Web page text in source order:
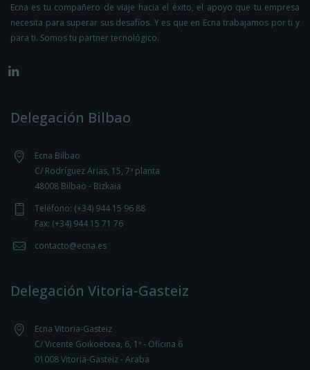
Ecna es tu compañero de viaje hacia el éxito, el apoyo que tu empresa
necesita para superar sus desafíos. Y es que en Ecna trabajamos por ti y
para ti. Somos tu partner tecnológico.
Delegación Bilbao
Ecna Bilbao
C/ Rodríguez Arias, 15, 7ª planta
48008 Bilbao - Bizkaia
Teléfono: (+34) 944 15 96 88
Fax: (+34) 944 15 71 76
contacto@ecna.es
Delegación Vitoria-Gasteiz
Ecna Vitoria-Gasteiz
C/ Vicente Goikoetxea, 6, 1ª - Oficina 6
01008 Vitoria-Gasteiz - Araba